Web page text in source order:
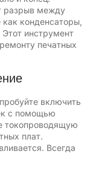
разрыв между
конденсаторы,
инструмент
печатных
включить
с помощью
токопроводящую
плат.
Всегда